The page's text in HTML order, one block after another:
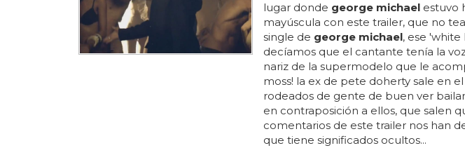
lugar donde george michaelestuvo
mayúscula con este trailer, que no
single de george michael, ese
decíamos que el cantante tenía la
nariz de la supermodelo que le
moss! la ex de pete doherty sale en
rodeados de gente de buen ver
en contraposición a ellos, que salen
comentarios de este trailer nos han
que tiene significados ocultos...